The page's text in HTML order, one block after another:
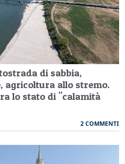
di sabbia,
agricoltura allo stremo.
lo stato di "calamità
2 COMMENTI